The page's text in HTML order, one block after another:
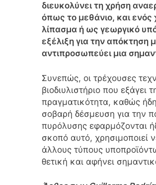
διευκολύνει τη χρήση
όπως το μεθάνιο, και
λίπασμα ή ως γεωργικό
εξέλιξη για την απόκτηση
αντιπροσωπεύει μια
Συνεπώς, οι τρέχουσες
βιοδιυλιστήριο που
πραγματικότητα, καθώς
σοβαρή δέσμευση για την
πυρόλυσης εφαρμόζονται
σκοπό αυτό, χρησιμοποιεί
άλλους τύπους
θετική και αφήνει